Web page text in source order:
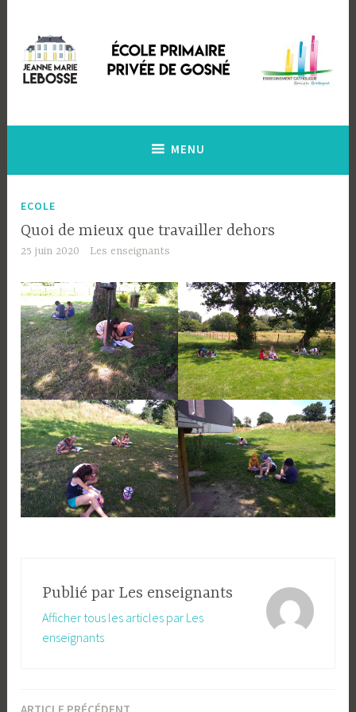
contenu
principal
MENU
ECOLE
Quoi de mieux que travailler dehors
25 juin 2020 Les enseignants
Publié par Les enseignants
Afficher tous les articles par Les
enseignants